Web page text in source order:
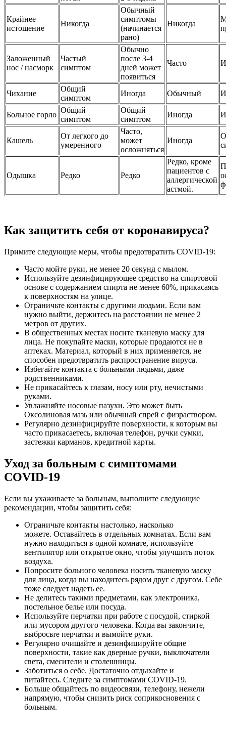
Крайнее
истощение
Никогда
Обычный
симптомы
(начинается
рано)
Никогда
Заложенный
нос / насморк
Частый
симптом
Обычно
после 3-4
дней может
появиться
Часто
Чихание
Общий
симптом
Иногда Обычный
Больное горло
Общий
симптом
Общий
симптом
Иногда
Кашель
От легкого до
умеренного
Часто,
может
осложняться
Иногда
Одышка Редко Редко
Редко, кроме
пациентов с
аллергической
астмой.
Как защитить себя от коронавируса?
Примите следующие меры, чтобы предотвратить COVID-19:
Часто мойте руки, не менее 20 секунд с мылом.
Используйте дезинфицирующее средство на спиртовой
основе с содержанием спирта не менее 60%, прикасаясь
к поверхностям на улице.
Ограничьте контакты с другими людьми. Если вам
нужно выйти, держитесь на расстоянии не менее 2
метров от других.
В общественных местах носите тканевую маску для
лица. Не покупайте маски, которые продаются не в
аптеках. Материал, который в них применяется, не
способен предотвратить распространение вируса.
Избегайте контакта с больными людьми, даже
родственниками.
Не прикасайтесь к глазам, носу или рту, нечистыми
руками.
Увлажняйте носовые пазухи. Это может быть
Оксолиновая мазь или обычный спрей с физраствором.
Регулярно дезинфицируйте поверхности, к которым вы
часто прикасаетесь, включая телефон, ручки сумки,
застежки карманов, кредитной карты.
Уход за больным с симптомами
COVID-19
Если вы ухаживаете за больным, выполните следующие
рекомендации, чтобы защитить себя:
Ограничьте контакты настолько, насколько
можете. Оставайтесь в отдельных комнатах. Если вам
нужно находиться в одной комнате, используйте
вентилятор или открытое окно, чтобы улучшить поток
воздуха.
Попросите больного человека носить тканевую маску
для лица, когда вы находитесь рядом друг с другом. Себе
тоже следует надеть ее.
Не делитесь такими предметами, как электроника,
постельное белье или посуда.
Используйте перчатки при работе с посудой, стиркой
или мусором другого человека. Когда вы закончите,
выбросьте перчатки и вымойте руки.
Регулярно очищайте и дезинфицируйте общие
поверхности, такие как дверные ручки, выключатели
света, смесители и столешницы.
Заботиться о себе. Достаточно отдыхайте и
питайтесь. Следите за симптомами COVID-19.
Больше общайтесь по видеосвязи, телефону, нежели
напрямую, чтобы снизить риск соприкосновения с
больным.